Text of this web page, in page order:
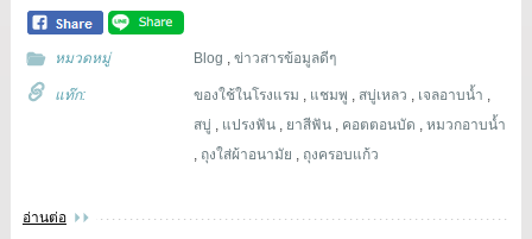
หมวดหมู่ Blog ,ข่าวสารข้อมูลดีๆ
แท๊ก: ของใช้ในโรงแรม แชมพู สบู่เหลว เจลอาบน้ำ
สบู่
แปรงฟัน ยาสีฟัน คอตตอนบัด ,หมวกอาบน้ำ
ถุงใส่ผ้าอนามัย ถุงครอบแก้ว
อ่านต่อ